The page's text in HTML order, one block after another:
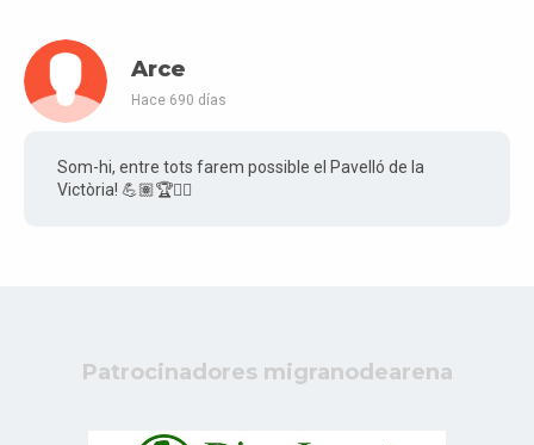
Arce
Hace 690 días
Som-hi, entre tots farem possible el Pavelló de la
Victòria! 💪🏽🏆✌🏽
Patrocinadores migranodearena